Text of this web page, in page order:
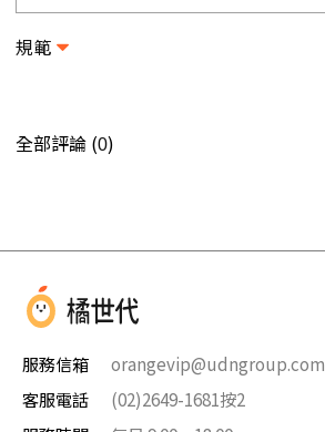
規範
全部評論 (0)
服務信箱
orangevip@udngroup.com
客服電話
(02)2649-1681按2